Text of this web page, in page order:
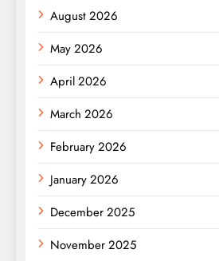
August 2026
May 2026
April 2026
March 2026
February 2026
January 2026
December 2025
November 2025